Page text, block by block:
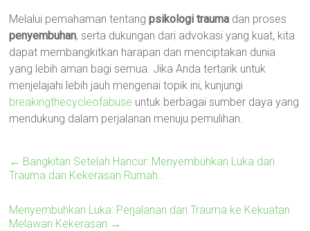
Melalui pemahaman tentangpsikologi trauma dan proses
penyembuhan, serta dukungan dari advokasi yang kuat, kita
dapat membangkitkan harapan dan menciptakan dunia
yang lebih aman bagi semua. Jika Anda tertarik untuk
menjelajahi lebih jauh mengenai topik ini, kunjungi
breakingthecycleofabuse untuk berbagai sumber daya yang
mendukung dalam perjalanan menuju pemulihan.
← Bangkitan Setelah Hancur: Menyembuhkan Luka dari
Trauma dan Kekerasan Rumah…
Menyembuhkan Luka: Perjalanan dari Trauma ke Kekuatan
Melawan Kekerasan →